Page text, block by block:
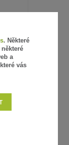
. Některé
a
vás